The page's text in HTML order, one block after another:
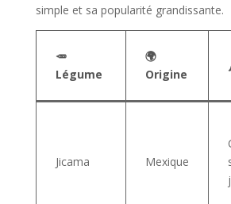
simple et sa popularité grandissante.
🥕
Légume
🌍
Origine
Jicama Mexique